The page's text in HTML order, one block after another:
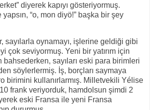
diyerek kapıyı gösteriyormuş.
“o, mon diyö!” başka bir şey
sayılarla oynamayı, işlerine geldiği gibi
çok seviyormuş. Yeni bir yatırım için
bahsederken, sayıları eski para birimleri
söylerlermiş. İş, borçları saymaya
birimini kullanırlarmış. Milletvekili Yélise
frank veriyorduk, hamdolsun şimdi 2
eski Fransa ile yeni Fransa